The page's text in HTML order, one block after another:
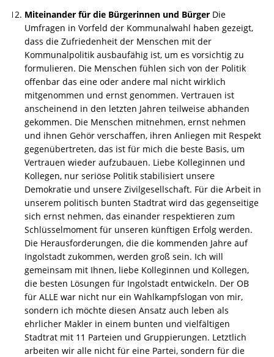
Miteinander für die Bürgerinnen und Bürger Die
Umfragen in Vorfeld der Kommunalwahl haben gezeigt,
dass die Zufriedenheit der Menschen mit der
Kommunalpolitik ausbaufähig ist, um es vorsichtig zu
formulieren. Die Menschen fühlen sich von der Politik
offenbar das eine oder andere mal nicht wirklich
mitgenommen und ernst genommen. Vertrauen ist
anscheinend in den letzten Jahren teilweise abhanden
gekommen. Die Menschen mitnehmen, ernst nehmen
und ihnen Gehör verschaffen, ihren Anliegen mit Respekt
gegenübertreten, das ist für mich die beste Basis, um
Vertrauen wieder aufzubauen. Liebe Kolleginnen und
Kollegen, nur seriöse Politik stabilisiert unsere
Demokratie und unsere Zivilgesellschaft. Für die Arbeit in
unserem politisch bunten Stadtrat wird das gegenseitige
sich ernst nehmen, das einander respektieren zum
Schlüsselmoment für unseren künftigen Erfolg werden.
Die Herausforderungen, die die kommenden Jahre auf
Ingolstadt zukommen, werden groß sein. Ich will
gemeinsam mit Ihnen, liebe Kolleginnen und Kollegen,
die besten Lösungen für Ingolstadt entwickeln. Der OB
für ALLE war nicht nur ein Wahlkampfslogan von mir,
sondern ich möchte diesen Ansatz auch leben als
ehrlicher Makler in einem bunten und vielfältigen
Stadtrat mit 11 Parteien und Gruppierungen. Letztlich
arbeiten wir alle nicht für eine Partei, sondern für die